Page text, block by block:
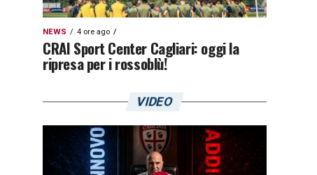
NEWS 4 ore ago
CRAI Sport Center Cagliari: oggi la
ripresa per i rossoblù!
VIDEO